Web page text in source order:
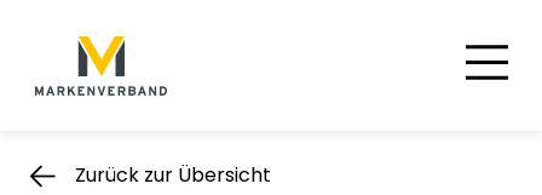
Hauptnavigation
Zurück zur Übersicht